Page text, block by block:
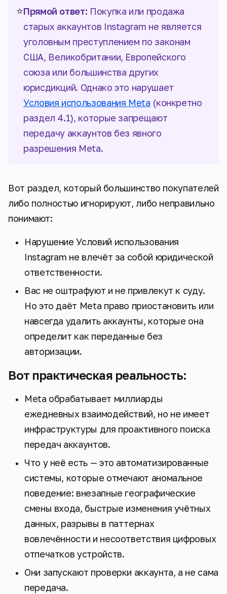
⭐Прямой ответ: Покупка или продажа
старых аккаунтов Instagram не является
уголовным преступлением по законам
США, Великобритании, Европейского
союза или большинства других
юрисдикций. Однако это нарушает
Условия использования Meta (конкретно
раздел 4.1), которые запрещают
передачу аккаунтов без явного
разрешения Meta.
Вот раздел, который большинство покупателей
либо полностью игнорируют, либо неправильно
понимают:
Нарушение Условий использования
Instagram не влечёт за собой юридической
ответственности.
Вас не оштрафуют и не привлекут к суду.
Но это даёт Meta право приостановить или
навсегда удалить аккаунты, которые она
определит как переданные без
авторизации.
Вот практическая реальность:
Meta обрабатывает миллиарды
ежедневных взаимодействий, но не имеет
инфраструктуры для проактивного поиска
передач аккаунтов.
Что у неё есть — это автоматизированные
системы, которые отмечают аномальное
поведение: внезапные географические
смены входа, быстрые изменения учётных
данных, разрывы в паттернах
вовлечённости и несоответствия цифровых
отпечатков устройств.
Они запускают проверки аккаунта, а не сама
передача.